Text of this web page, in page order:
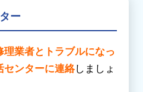
ー
業者とトラブルになっ
センターに連絡しましょ